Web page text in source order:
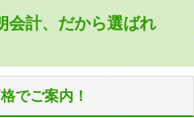
会計、だから選ばれ
でご案内！